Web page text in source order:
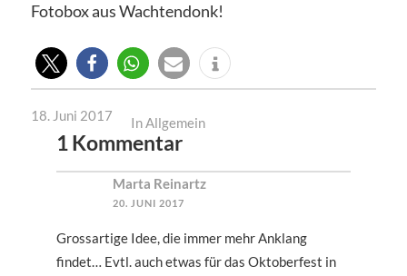
Fotobox aus Wachtendonk!
18. Juni 2017 InAllgemein
1 Kommentar
Marta Reinartz
20. JUNI 2017
Grossartige Idee, die immer mehr Anklang
findet… Evtl. auch etwas für das Oktoberfest in